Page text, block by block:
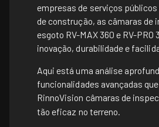
empresas de serviços
de construção, as câmaras de
esgoto RV-MAX 360 e RV-PRO
inovação, durabilidade e
Aqui está uma análise
funcionalidades avançadas
RinnoVision câmaras de
tão eficaz no terreno.